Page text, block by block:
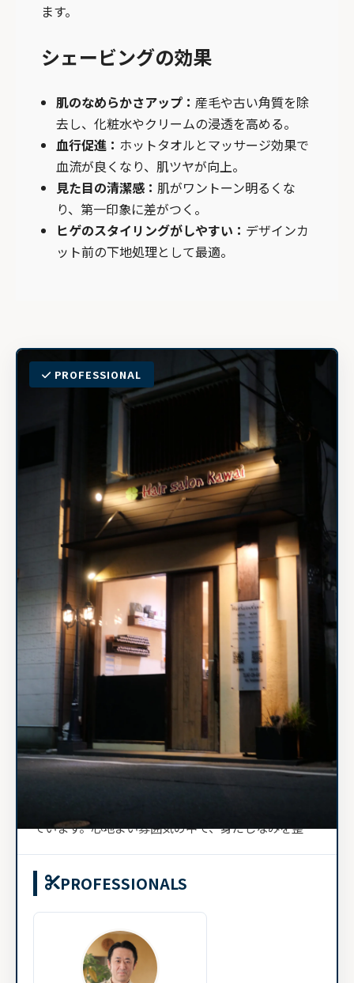
ます。
シェービングの効果
肌のなめらかさアップ： 産毛や古い角質を除
去し、化粧水やクリームの浸透を高める。
血行促進： ホットタオルとマッサージ効果で
血流が良くなり、肌ツヤが向上。
見た目の清潔感： 肌がワントーン明るくな
り、第一印象に差がつく。
ヒゲのスタイリングがしやすい： デザインカ
ット前の下地処理として最適。
PROFESSIONAL
Hair salon kawai
千葉県市川市市川南3-8-15
9:00～19:00
「Hair Salon Kawai」は、「髪・健康・癒し」をテー
マに掲げるサロンです。髪と頭皮の健康を大切にしな
ています。心地よい雰囲気の中で、身だしなみを整え
PROFESSIONALS